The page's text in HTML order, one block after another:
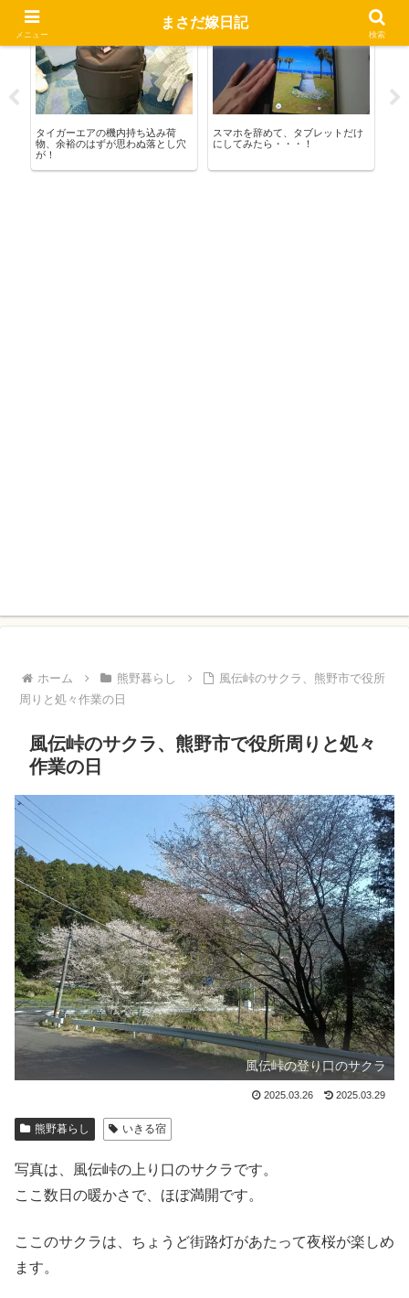
タイガーエアの機内持ち込み荷
物、余裕のはずが思わぬ落とし穴
が！
熊野暮らし
スマホを辞めて、タブレットだけ
にしてみたら・・・！
ホーム 熊野暮らし
風伝峠のサクラ、熊野市で役所
周りと処々作業の日
風伝峠のサクラ、熊野市で役所周りと処々
作業の日
風伝峠の登り口のサクラ
2025.03.26 2025.03.29
熊野暮らし いきる宿
写真は、風伝峠の上り口のサクラです。
ここ数日の暖かさで、ほぼ満開です。
ここのサクラは、ちょうど街路灯があたって夜桜が楽しめ
ます。
メニュー
まさだ嫁日記
検索